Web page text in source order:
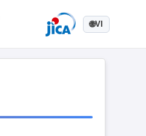
🌐VI